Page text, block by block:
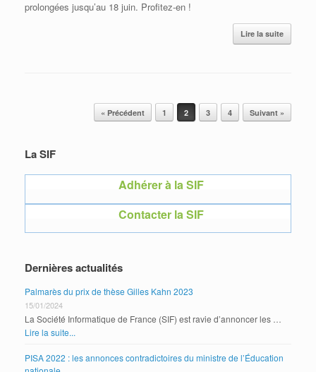
prolongées jusqu’au 18 juin. Profitez-en !
Lire la suite
« Précédent 1 2 3 4 Suivant »
La SIF
Adhérer à la SIF
Contacter la SIF
Dernières actualités
Palmarès du prix de thèse Gilles Kahn 2023
15/01/2024
La Société Informatique de France (SIF) est ravie d’annoncer les …
Lire la suite...
PISA 2022 : les annonces contradictoires du ministre de l’Éducation